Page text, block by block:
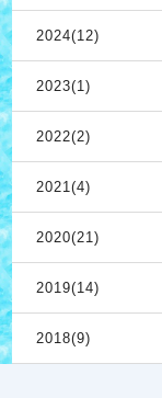
2024(12)
2023(1)
2022(2)
2021(4)
2020(21)
2019(14)
2018(9)